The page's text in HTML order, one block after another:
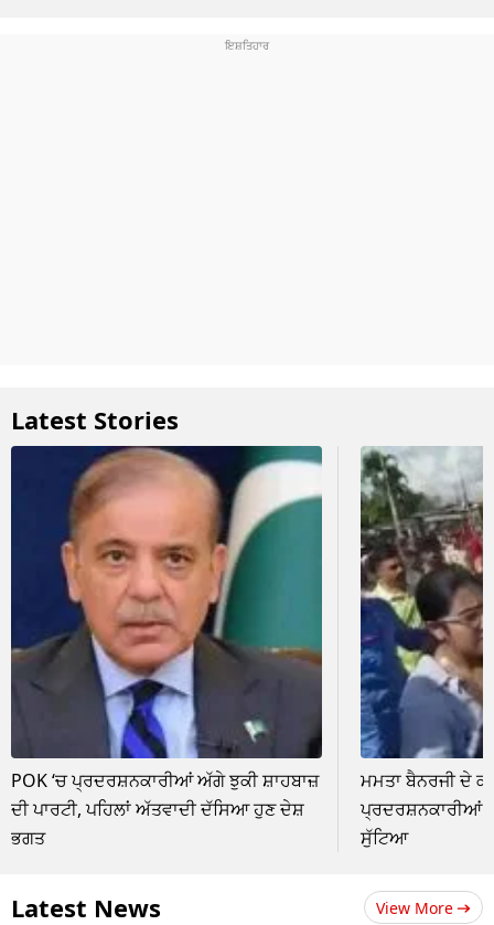
Latest Stories
POK ‘ਚ ਪ੍ਰਦਰਸ਼ਨਕਾਰੀਆਂ ਅੱਗੇ ਝੁਕੀ ਸ਼ਾਹਬਾਜ਼
ਦੀ ਪਾਰਟੀ, ਪਹਿਲਾਂ ਅੱਤਵਾਦੀ ਦੱਸਿਆ ਹੁਣ ਦੇਸ਼
ਭਗਤ
ਮਮਤਾ ਬੈਨਰਜੀ ਦੇ
ਪ੍ਰਦਰਸ਼ਨਕਾਰੀਆਂ
ਸੁੱਟਿਆ
Latest News View More